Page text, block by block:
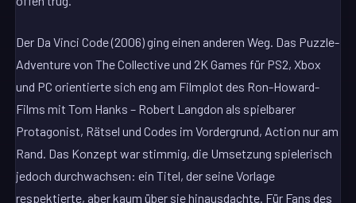
Der Da Vinci Code (2006) ging einen anderen Weg. Das Puzzle-
Adventure von The Collective und 2K Games für PS2, Xbox
und PC orientierte sich eng am Filmplot des Ron-Howard-
Films mit Tom Hanks – Robert Langdon als spielbarer
Protagonist, Rätsel und Codes im Vordergrund, Action nur am
Rand. Das Konzept war stimmig, die Umsetzung spielerisch
jedoch durchwachsen: ein Titel, der seine Vorlage
respektierte, aber kaum über sie hinausdachte. Für Fans des